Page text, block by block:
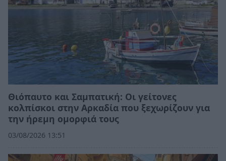
Θιόπαυτο και Σαμπατική: Οι γείτονες
κολπίσκοι στην Αρκαδία που ξεχωρίζουν για
την ήρεμη ομορφιά τους
03/08/2026 13:51